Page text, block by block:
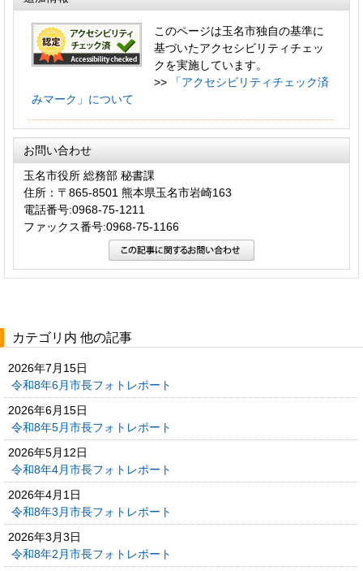
このページは玉名市独自の基準に
基づいたアクセシビリティチェッ
クを実施しています。
>>
「アクセシビリティチェック済
みマーク」について
お問い合わせ
玉名市役所 総務部 秘書課
住所：〒865-8501 熊本県玉名市岩崎163
電話番号:0968-75-1211
ファックス番号:0968-75-1166
カテゴリ内 他の記事
2026年7月15日
令和8年6月市長フォトレポート
2026年6月15日
令和8年5月市長フォトレポート
2026年5月12日
令和8年4月市長フォトレポート
2026年4月1日
令和8年3月市長フォトレポート
2026年3月3日
令和8年2月市長フォトレポート